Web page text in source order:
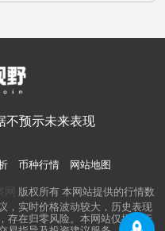
不预示未来表现
币种行情 网站地图
网
版权所有 本网站提供的行情数
，实时价格波动较大，历史表现
存在归零风险。本网站仅提供行